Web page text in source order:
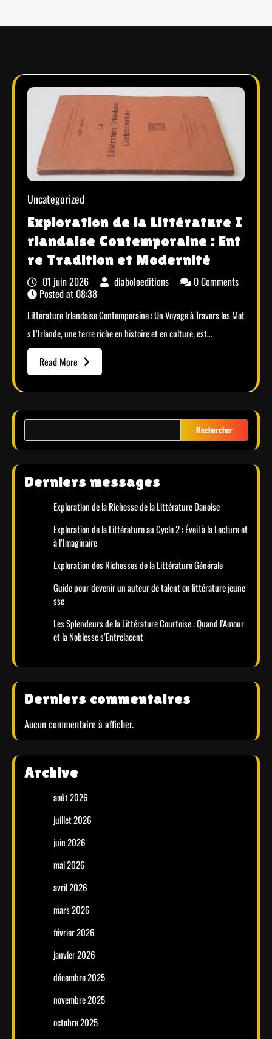
Uncategorized
Exploration de la Littérature I
rlandaise Contemporaine : Ent
re Tradition et Modernité
01 juin 2026 diaboloeditions
0 Comments
Posted at 08:38
Littérature Irlandaise Contemporaine : Un Voyage à Travers les Mot
s L’Irlande, une terre riche en histoire et en culture, est…
Read More
Rechercher
Derniers messages
Exploration de la Richesse de la Littérature Danoise
Exploration de la Littérature au Cycle 2 : Éveil à la Lecture et
à l’Imaginaire
Exploration des Richesses de la Littérature Générale
Guide pour devenir un auteur de talent en littérature jeune
sse
Les Splendeurs de la Littérature Courtoise : Quand l’Amour
et la Noblesse s’Entrelacent
Derniers commentaires
Aucun commentaire à afficher.
Archive
août 2026
juillet 2026
juin 2026
mai 2026
avril 2026
mars 2026
février 2026
janvier 2026
décembre 2025
novembre 2025
octobre 2025